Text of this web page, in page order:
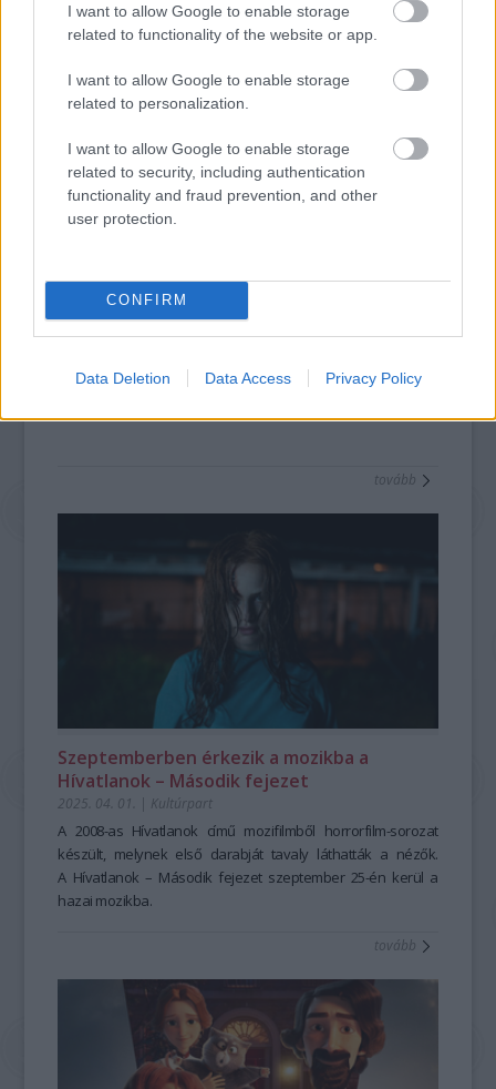
I want to allow Google to enable storage
related to functionality of the website or app.
I want to allow Google to enable storage
related to personalization.
I want to allow Google to enable storage
related to security, including authentication
functionality and fraud prevention, and other
user protection.
CONFIRM
Data Deletion Data Access Privacy Policy
tovább
Itt az új teaser Nemes Jeles László Árva
című filmjéhez
2025. 05. 14.|Kultúrpart
Még egy teaser készült az Oscar-, Golden Globe-, Bafta-
díjas és cannes-i nagydíjas Saul fiát és a Napszálltát jegyző
tovább
Szeptemberben érkezik a mozikba a
Hívatlanok – Második fejezet
2025. 04. 01. | Kultúrpart
A 2008-as Hívatlanok című mozifilmből horrorfilm-sorozat
készült, melynek első darabját tavaly láthatták a nézők.
A Hívatlanok – Második fejezetszeptember 25-én kerül a
hazai mozikba.
tovább